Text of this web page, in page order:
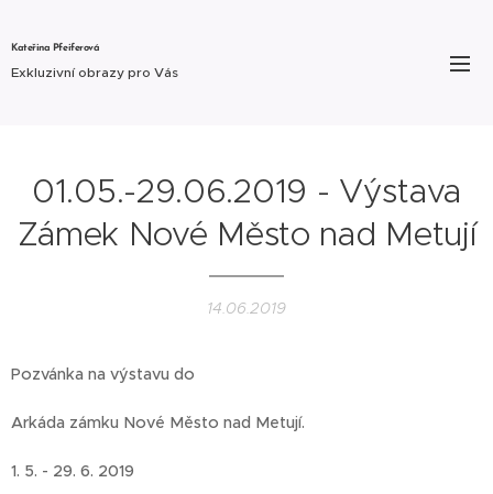
Kateřina Pfeiferová
Exkluzivní obrazy pro Vás
01.05.-29.06.2019 - Výstava
Zámek Nové Město nad Metují
14.06.2019
Pozvánka na výstavu do
Arkáda zámku Nové Město nad Metují.
1. 5. - 29. 6. 2019